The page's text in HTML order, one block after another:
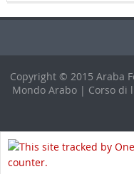
Copyright © 2015 Araba
Mondo Arabo | Corso di